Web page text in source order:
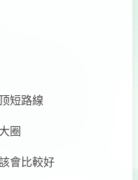
短路線
圈
會比較好